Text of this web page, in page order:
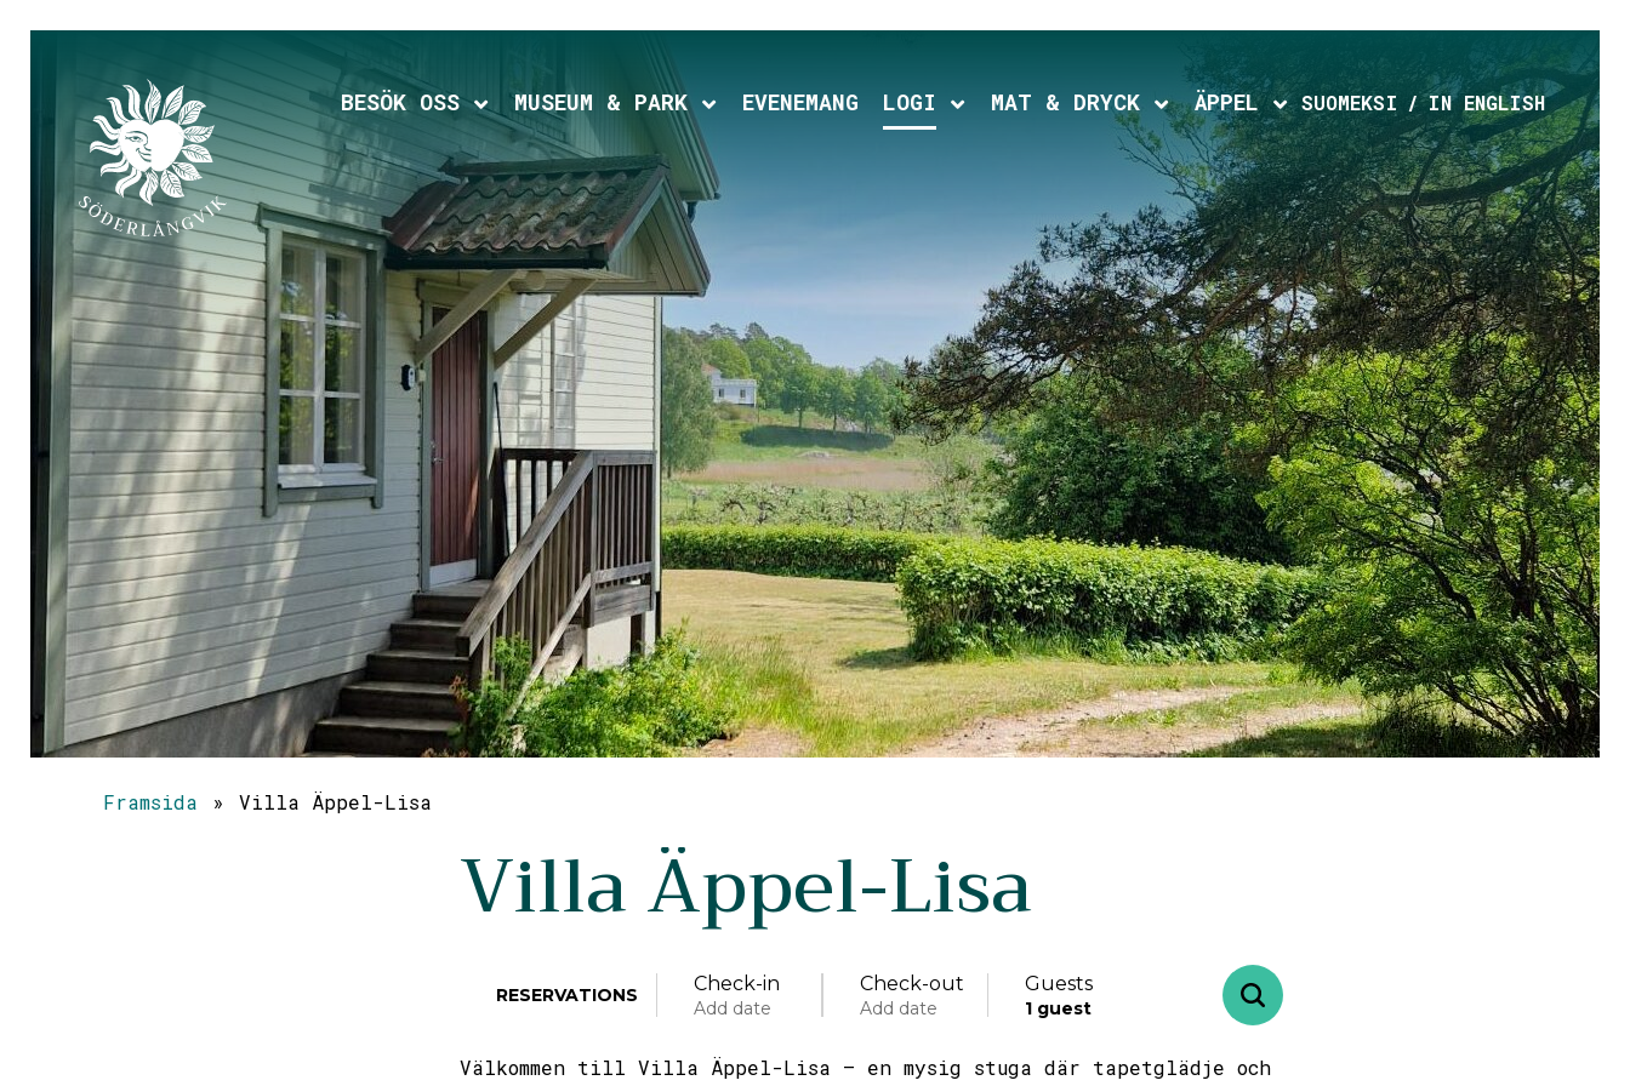
BESÖK OSS Expand child menu
MUSEUM & PARK Expand child menu
EVENEMANG LOGI Expand child menu
MAT & DRYCK Expand child menu
ÄPPEL Expand child menu
SUOMEKSI IN ENGLISH
Framsida » Villa Äppel-Lisa
Villa Äppel-Lisa
RESERVATIONS
Check-in
Add date
Check-out
Add date
Guests
1 guest
Välkommen till Villa Äppel-Lisa – en mysig stuga där tapetglädje och